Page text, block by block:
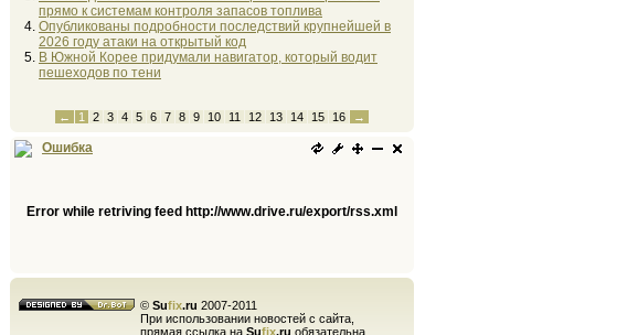
прямо к системам контроля запасов топлива
Опубликованы подробности последствий крупнейшей в
2026 году атаки на открытый код
В Южной Корее придумали навигатор, который водит
пешеходов по тени
← 1 2 3 4 5 6 7 8 9 10 11 12 13 14 15 16 →
Ошибка
Error while retriving feed http://www.drive.ru/export/rss.xml
© Sufix.ru 2007-2011
При использовании новостей с сайта,
прямая ссылка на Sufix.ru обязательна